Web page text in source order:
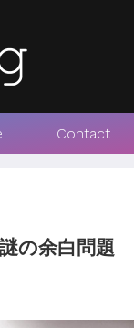
Contact
の余白問題